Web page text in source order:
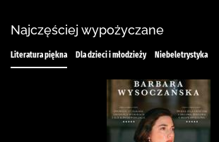
Najczęściej wypożyczane
Literatura piękna Dla dzieci i młodzieży Niebeletrystyka